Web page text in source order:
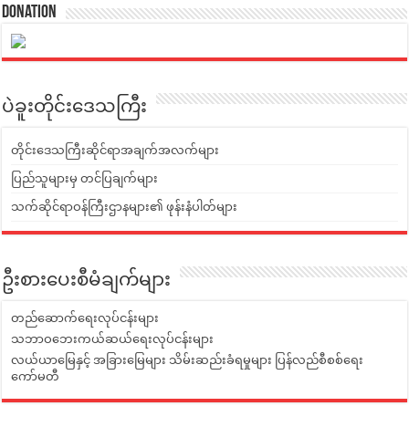
Donation
ပဲခူးတိုင်းဒေသကြီး
တိုင်းဒေသကြီးဆိုင်ရာအချက်အလက်များ
ပြည်သူများမှ တင်ပြချက်များ
သက်ဆိုင်ရာဝန်ကြီးဌာနများ၏ ဖုန်းနံပါတ်များ
ဦးစားပေးစီမံချက်များ
တည်ဆောက်ရေးလုပ်ငန်းများ
သဘာဝဘေးကယ်ဆယ်ရေးလုပ်ငန်းများ
လယ်ယာမြေနှင့် အခြားမြေများ သိမ်းဆည်းခံရမှုများ ပြန်လည်စီစစ်ရေး
ကော်မတီ